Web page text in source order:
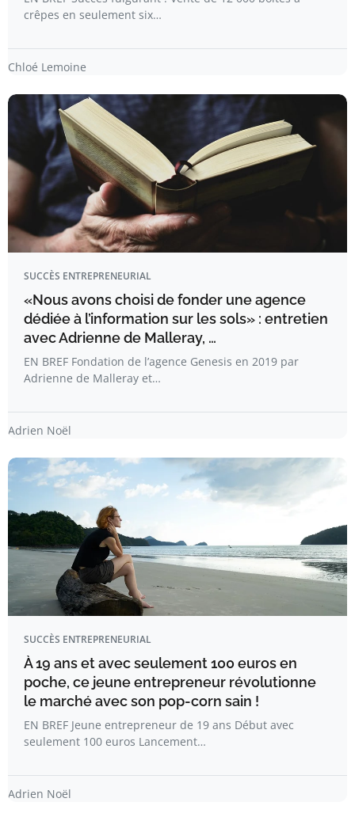
crêpes en seulement six…
Chloé Lemoine
SUCCÈS ENTREPRENEURIAL
«Nous avons choisi de fonder une agence
dédiée à l’information sur les sols» : entretien
avec Adrienne de Malleray, …
EN BREF Fondation de l’agence Genesis en 2019 par
Adrienne de Malleray et…
Adrien Noël
SUCCÈS ENTREPRENEURIAL
À 19 ans et avec seulement 100 euros en
poche, ce jeune entrepreneur révolutionne
le marché avec son pop-corn sain !
EN BREF Jeune entrepreneur de 19 ans Début avec
seulement 100 euros Lancement…
Adrien Noël